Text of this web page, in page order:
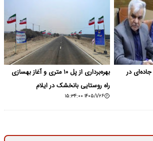
جاده‌ای در
بهره‌برداری از پل ۱۰ متری و آغاز بهسازی
راه روستایی بانخشک در ایلام
۱۴۰۵/۱/۲۶ ۱۵:۳۴:۰۰